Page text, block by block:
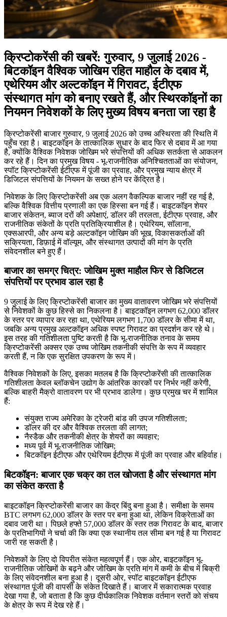
क्रिप्टोकरेंसी की खबरें: गुरुवार, 9 जुलाई 2026 -
बिटकॉइन वैश्विक जोखिम रहित माहौल के दबाव में,
एथेरियम और अल्टकॉइन में गिरावट, ईटीएफ
संस्थागत मांग को बनाए रखते हैं, और स्थिरकॉइनों का
नियमन निवेशकों के लिए मुख्य विषय बनता जा रहा है
क्रिप्टोकरेंसी बाजार गुरुवार, 9 जुलाई 2026 को उच्च अस्थिरता की स्थिति में
पहुँच रहा है। बाइटकॉइन के तात्कालिक सुधार के बाद फिर से दबाव में आ गया
है, क्योंकि वैश्विक निवेशक जोखिम भरे संपत्तियों की अधिक सतर्कता से आकलन
कर रहे हैं। दिन का प्रमुख विषय - भू-राजनीतिक अनिश्चितताओं का संयोजन,
स्पॉट क्रिप्टोकरेंसी ईटीएफ में पूंजी का प्रवाह, और प्रमुख न्याय क्षेत्र में
डिजिटल संपत्तियों के नियमन के सख्त होने पर केंद्रित है।
निवेशक के लिए क्रिप्टोकरेंसी अब एक अलग वैकल्पिक बाजार नहीं रह गई है,
बल्कि वैश्विक वित्तीय प्रणाली का एक हिस्सा बन गई हैं। बाइटकॉइन शेयर
बाजार संकेतन, ब्याज दरों की अपेक्षाएं, डॉलर की तरलता, ईटीएफ प्रवाह, और
राजनीतिक संकेतों के प्रति प्रतिक्रियाशील है। एथेरियम, सॉलाना,
एक्सआरपी, और अन्य बड़े अल्टकॉइन जोखिम की भूख, विकासकर्ताओं की
सक्रियता, डिफ़ाई में वॉल्यूम, और संस्थागत उत्पादों की मांग के प्रति
संवेदनशील बने हुए हैं।
बाजार का समग्र चित्र: जोखिम मुक्त माहौल फिर से डिजिटल
संपत्तियों पर प्रभाव डाल रहा है
9 जुलाई के लिए क्रिप्टोकरेंसी बाजार का मुख्य वातावरण जोखिम भरे संपत्तियों
से निवेशकों के कुछ हिस्से का निकलना है। बाइटकॉइन लगभग 62,000 डॉलर
के स्तर पर व्यापार कर रहा था, एथेरियम लगभग 1,700 डॉलर के सीमा में था,
जबकि अन्य प्रमुख अल्टकॉइन अधिक स्पष्ट गिरावट का प्रदर्शन कर रहे थे।
इस तरह की गतिशीलता पुष्टि करती है कि भू-राजनीतिक तनाव के समय
क्रिप्टोकरेंसी अक्सर एक उच्च जोखिम तकनीकी संपत्ति के रूप में व्यवहार
करती हैं, न कि एक सुरक्षित उपकरण के रूप में।
वैश्विक निवेशकों के लिए, इसका मतलब है कि क्रिप्टोकरेंसी की तात्कालिक
गतिशीलता केवल ब्लॉकचेन उद्योग के आंतरिक कारकों पर निर्भर नहीं करेगी,
बल्कि बाहरी मैक्रो वातावरण पर भी प्रभाव डालेगा। कुछ प्रमुख चर में शामिल
हैं:
संयुक्त राज्य अमेरिका के ट्रेजरी बांड की उपज गतिशीलता;
डॉलर की दर और वैश्विक तरलता की लागत;
नैस्डैक और तकनीकी क्षेत्र के शेयरों का व्यवहार;
मध्य पूर्व में भू-राजनीतिक जोखिम;
बिटकॉइन ईटीएफ और एथेरियम ईटीएफ में पूंजी का प्रवाह और बहिर्वाह।
बिटकॉइन: बाजार एक चक्र का तल खोजता है और संस्थागत मांग
का संकेत करता है
बाइटकॉइन क्रिप्टोकरेंसी बाजार का केंद्र बिंदु बना हुआ है। समीक्षा के समय
BTC लगभग 62,000 डॉलर के स्तर पर बना हुआ था, लेकिन विक्रेताओं का
दबाव जारी था। पिछले हफ्ते 57,000 डॉलर के स्तर तक गिरावट के बाद, बाजार
के प्रतिभागियों ने चर्चा की कि क्या एक स्थानीय तल सीमा बन गई है या गिरावट
जारी रह सकती है।
निवेशकों के लिए दो विपरीत संकेत महत्वपूर्ण हैं। एक ओर, बाइटकॉइन भू-
राजनीतिक जोखिमों के बढ़ने और जोखिम के प्रति मांग में कमी के बीच में बिक्री
के लिए संवेदनशील बना हुआ है। दूसरी ओर, स्पॉट बाइटकॉइन ईटीएफ
संस्थागत पूंजी की वापसी के संकेत दिखाते हैं। बाजार में सकारात्मक प्रवाह
देखा गया है, जो बताता है कि कुछ दीर्घकालिक निवेशक वर्तमान स्तरों को संचय
के क्षेत्र के रूप में देख रहे हैं।